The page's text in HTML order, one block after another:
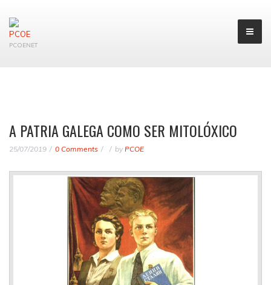
PCOENET
A PATRIA GALEGA COMO SER MITOLÓXICO
25/07/2019 0 Comments by PCOE